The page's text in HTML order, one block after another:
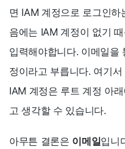
면 IAM 계정으로 로그인
음에는 IAM 계정이 없기
입력해야합니다. 이메일을
정이라고 부릅니다. 여기
IAM 계정은 루트 계정 아
고 생각할 수 있습니다.
아무튼 결론은 이메일입니